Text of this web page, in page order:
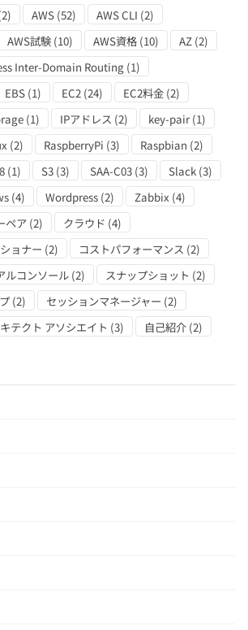
AWS (52) AWS CLI (2)
AWS試験 (10) AWS資格 (10) AZ (2)
Inter-Domain Routing (1)
EBS (1) EC2 (24) EC2料金 (2)
(1) IPアドレス (2) key-pair (1)
(2) RaspberryPi (3) Raspbian (2)
(1) S3 (3) SAA-C03 (3) Slack (3)
(4) Wordpress (2) Zabbix (4)
ペア (2) クラウド (4)
ョナー (2) コストパフォーマンス (2)
ルコンソール (2) スナップショット (2)
(2) セッションマネージャー (2)
テクト アソシエイト (3) 自己紹介 (2)